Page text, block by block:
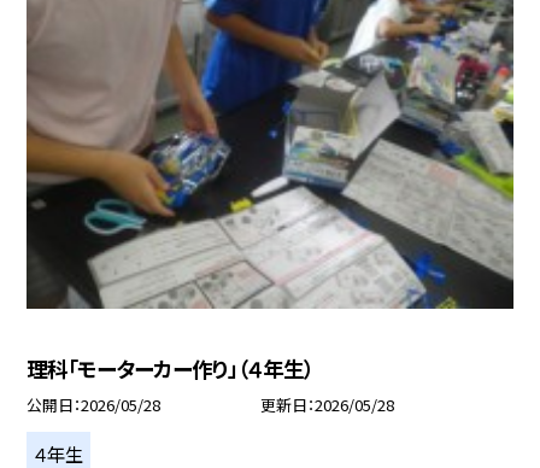
理科「モーターカー作り」（４年生）
公開日 2026/05/28 更新日 2026/05/28
４年生